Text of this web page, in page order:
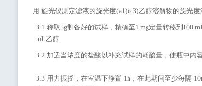
用 旋光仪测定滤液的旋光度(a1)o 3)乙醇溶解物的旋光度
3.1 称取5g制备好的试样，精确至1 mg定量转移到100
mL乙醇.
3.2 加适当浓度的盐酸以补充试样的耗酸量，使瓶中内
3.3 用力振摇，在室温下静置 1h ，在此期间至少每隔